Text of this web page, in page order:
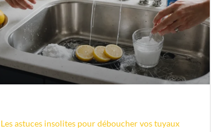
Les astuces insolites pour déboucher vos tuyaux